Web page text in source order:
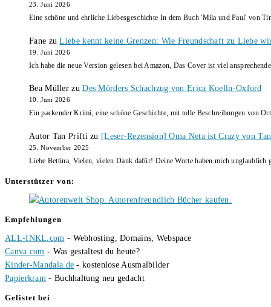
23. Juni 2026
Eine schöne und ehrliche Liebesgeschichte In dem Buch 'Mila und Paul' von
Fane zuLiebe kennt keine Grenzen: Wie Freundschaft zu Liebe
19. Juni 2026
Ich habe die neue Version gelesen bei Amazon, Das Cover ist viel
Bea Müller zuDes Mörders Schachzug von Erica Koelln-Oxford
10. Juni 2026
Ein packender Krimi, eine schöne Geschichte, mit tolle Beschreibungen von
Autor Tan Prifti zu [Leser-Rezension] Oma Neta ist Crazy von
25. November 2025
Liebe Bettina, Vielen, vielen Dank dafür! Deine Worte haben mich unglaublich
Unterstützer von:
Empfehlungen
ALL-INKL.com - Webhosting, Domains, Webspace
Canva.com - Was gestaltest du heute?
Kinder-Mandala.de - kostenlose Ausmalbilder
Papierkram - Buchhaltung neu gedacht
Gelistet bei